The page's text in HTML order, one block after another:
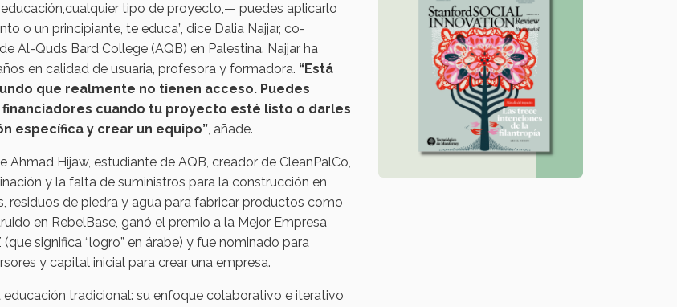
tipo de proyecto,— puedes aplicarlo
o un principiante, te educa”, dice Dalia Najjar, co-
Al-Quds Bard College (AQB) en Palestina. Najjar ha
en calidad de usuaria, profesora y formadora. “Está
que realmente no tienen acceso. Puedes
cuando tu proyecto esté listo o darles
específica y crear un equipo”, añade.
Hijaw, estudiante de AQB, creador de CleanPalCo,
y la falta de suministros para la construcción en
residuos de piedra y agua para fabricar productos como
en RebelBase, ganó el premio a la Mejor Empresa
significa “logro” en árabe) y fue nominado para
y capital inicial para crear una empresa.
tradicional: su enfoque colaborativo e iterativo